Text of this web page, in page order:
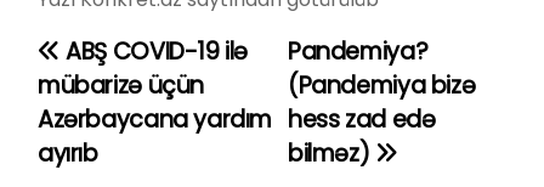
Y
a
z
Pandemiya?
(Pandemiya bizə
hess zad edə
bilməz)
ABŞ COVID-19 ilə
mübarizə üçün
Azərbaycana yardım
ayırıb